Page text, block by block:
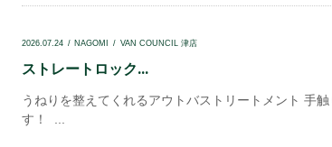
2026.07.24 NAGOMI VAN COUNCIL 津店
ストレートロック...
うねりを整えてくれるアウトバストリートメント 手
す！ ...